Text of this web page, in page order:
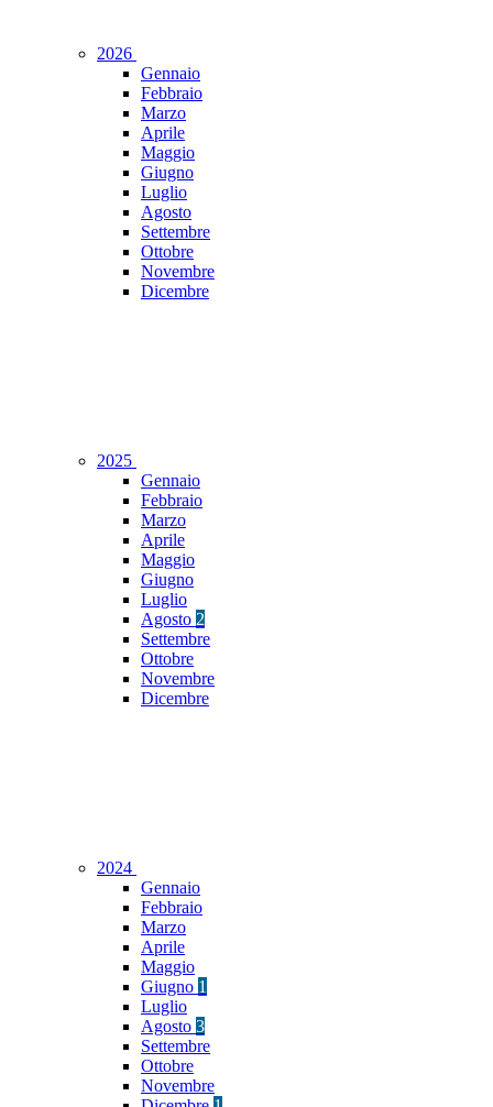
2026
Gennaio
Febbraio
Marzo
Aprile
Maggio
Giugno
Luglio
Agosto
Settembre
Ottobre
Novembre
Dicembre
2025
Gennaio
Febbraio
Marzo
Aprile
Maggio
Giugno
Luglio
Agosto 2
Settembre
Ottobre
Novembre
Dicembre
2024
Gennaio
Febbraio
Marzo
Aprile
Maggio
Giugno 1
Luglio
Agosto 3
Settembre
Ottobre
Novembre